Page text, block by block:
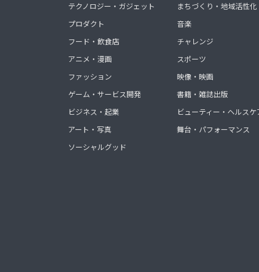
テクノロジー・ガジェット
プロダクト
フード・飲食店
アニメ・漫画
ファッション
ゲーム・サービス開発
ビジネス・起業
アート・写真
ソーシャルグッド
まちづくり・地域活性化
音楽
チャレンジ
スポーツ
映像・映画
書籍・雑誌出版
ビューティー・ヘルスケ
舞台・パフォーマンス